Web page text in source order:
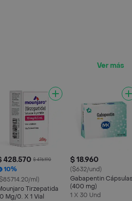
Ver más
428.570 $ 476.190
10%
ml)
Tirzepatida
Mg/0. X 1 Vial
$ 18.960
($632/und)
Gabapentin
(400 mg)
1 X 30 Und